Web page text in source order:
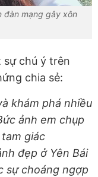
đàn mạng gây xôn
sự chú ý trên
chia sẻ:
khám phá nhiều
ảnh em chụp
giác
đẹp ở Yên Bái
sự choáng ngợp